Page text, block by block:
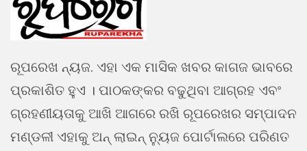
ରୂପରେଖ ନ୍ୟଜ. ଏହା ଏକ ମାସିକ ଖବର କାଗଜ ଭାବରେ
ପ୍ରକାଶିତ ହୁଏ । ପାଠକଙ୍କର ବଢୁଥିବା ଆଗ୍ରହ ଏବଂ
ଗ୍ରହଣୀୟତାକୁ ଆଖି ଆଗରେ ରଖି ରୂପରେଖର ସମ୍ପାଦନ
ମଣ୍ଡଳୀ ଏହାକୁ ଅନ୍ ଲାଇନ୍ ନ୍ୟୁଜ ପୋର୍ଟାଲରେ ପରିଣତ